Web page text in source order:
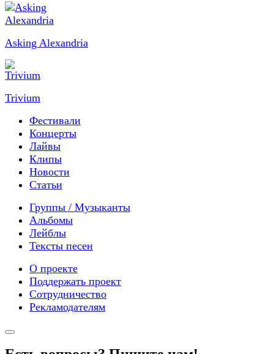
Asking Alexandria
Trivium
Фестивали
Концерты
Лайвы
Клипы
Новости
Статьи
Группы / Музыканты
Альбомы
Лейблы
Тексты песен
О проекте
Поддержать проект
Сотрудничество
Рекламодателям